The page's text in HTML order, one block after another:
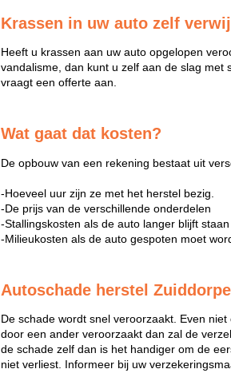
Krassen in uw auto zelf
Heeft u krassen aan uw auto opgelopen
vandalisme, dan kunt u zelf aan de slag
vraagt een offerte aan.
Wat gaat dat kosten?
De opbouw van een rekening bestaat uit
-Hoeveel uur zijn ze met het herstel bezig.
-De prijs van de verschillende onderdelen
-Stallingskosten als de auto langer blijft
-Milieukosten als de auto gespoten moet
Autoschade herstel Zuiddorpe
De schade wordt snel veroorzaakt. Even
door een ander veroorzaakt dan zal de
de schade zelf dan is het handiger om de
niet verliest. Informeer bij uw